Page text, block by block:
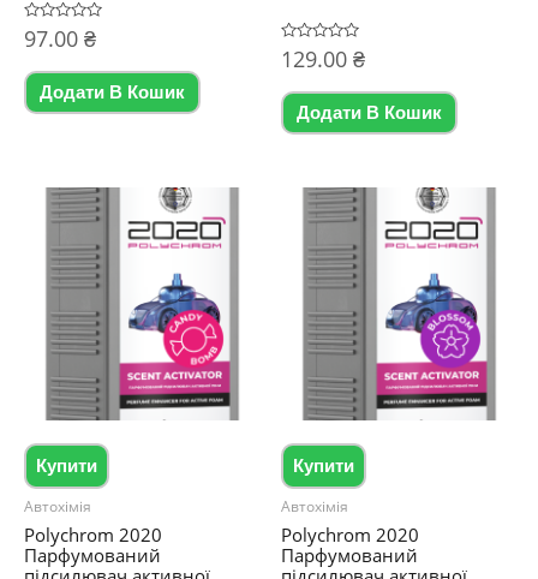
Оцінено
в
з
97.00 ₴
Додати В Кошик
Оцінено
в
з
129.00 ₴
Додати В Кошик
Купити
Автохімія
Polychrom 2020
Парфумований
Купити
Автохімія
Polychrom 2020
Парфумований